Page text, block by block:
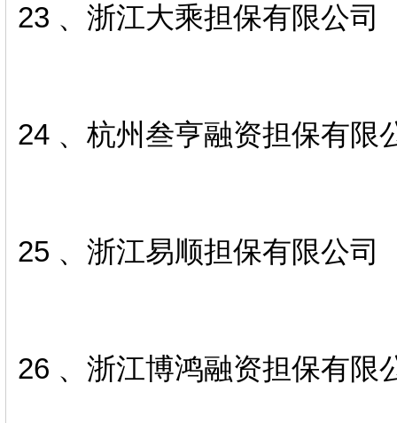
23 、浙江大乘担保有限公司
24 、杭州叁亨融资担保有限
25 、浙江易顺担保有限公司
26 、浙江博鸿融资担保有限